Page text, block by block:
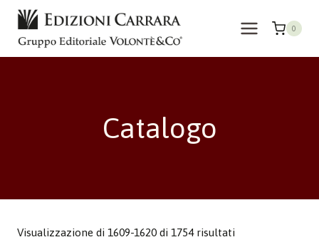
Salta
contenuto
0
Catalogo
Visualizzazione di 1609-1620 di 1754 risultati